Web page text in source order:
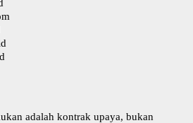
adalah kontrak upaya, bukan